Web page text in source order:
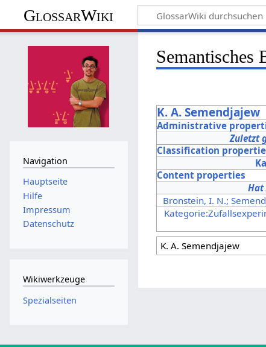
GlossarWiki
Semantisches
K. A. Semendjajew
Administrative
Zuletzt
Classification
Content properties
Hat
Bronstein, I. N.;
Navigation
Hauptseite
Hilfe
Impressum
Datenschutz
Wikiwerkzeuge
Spezialseiten